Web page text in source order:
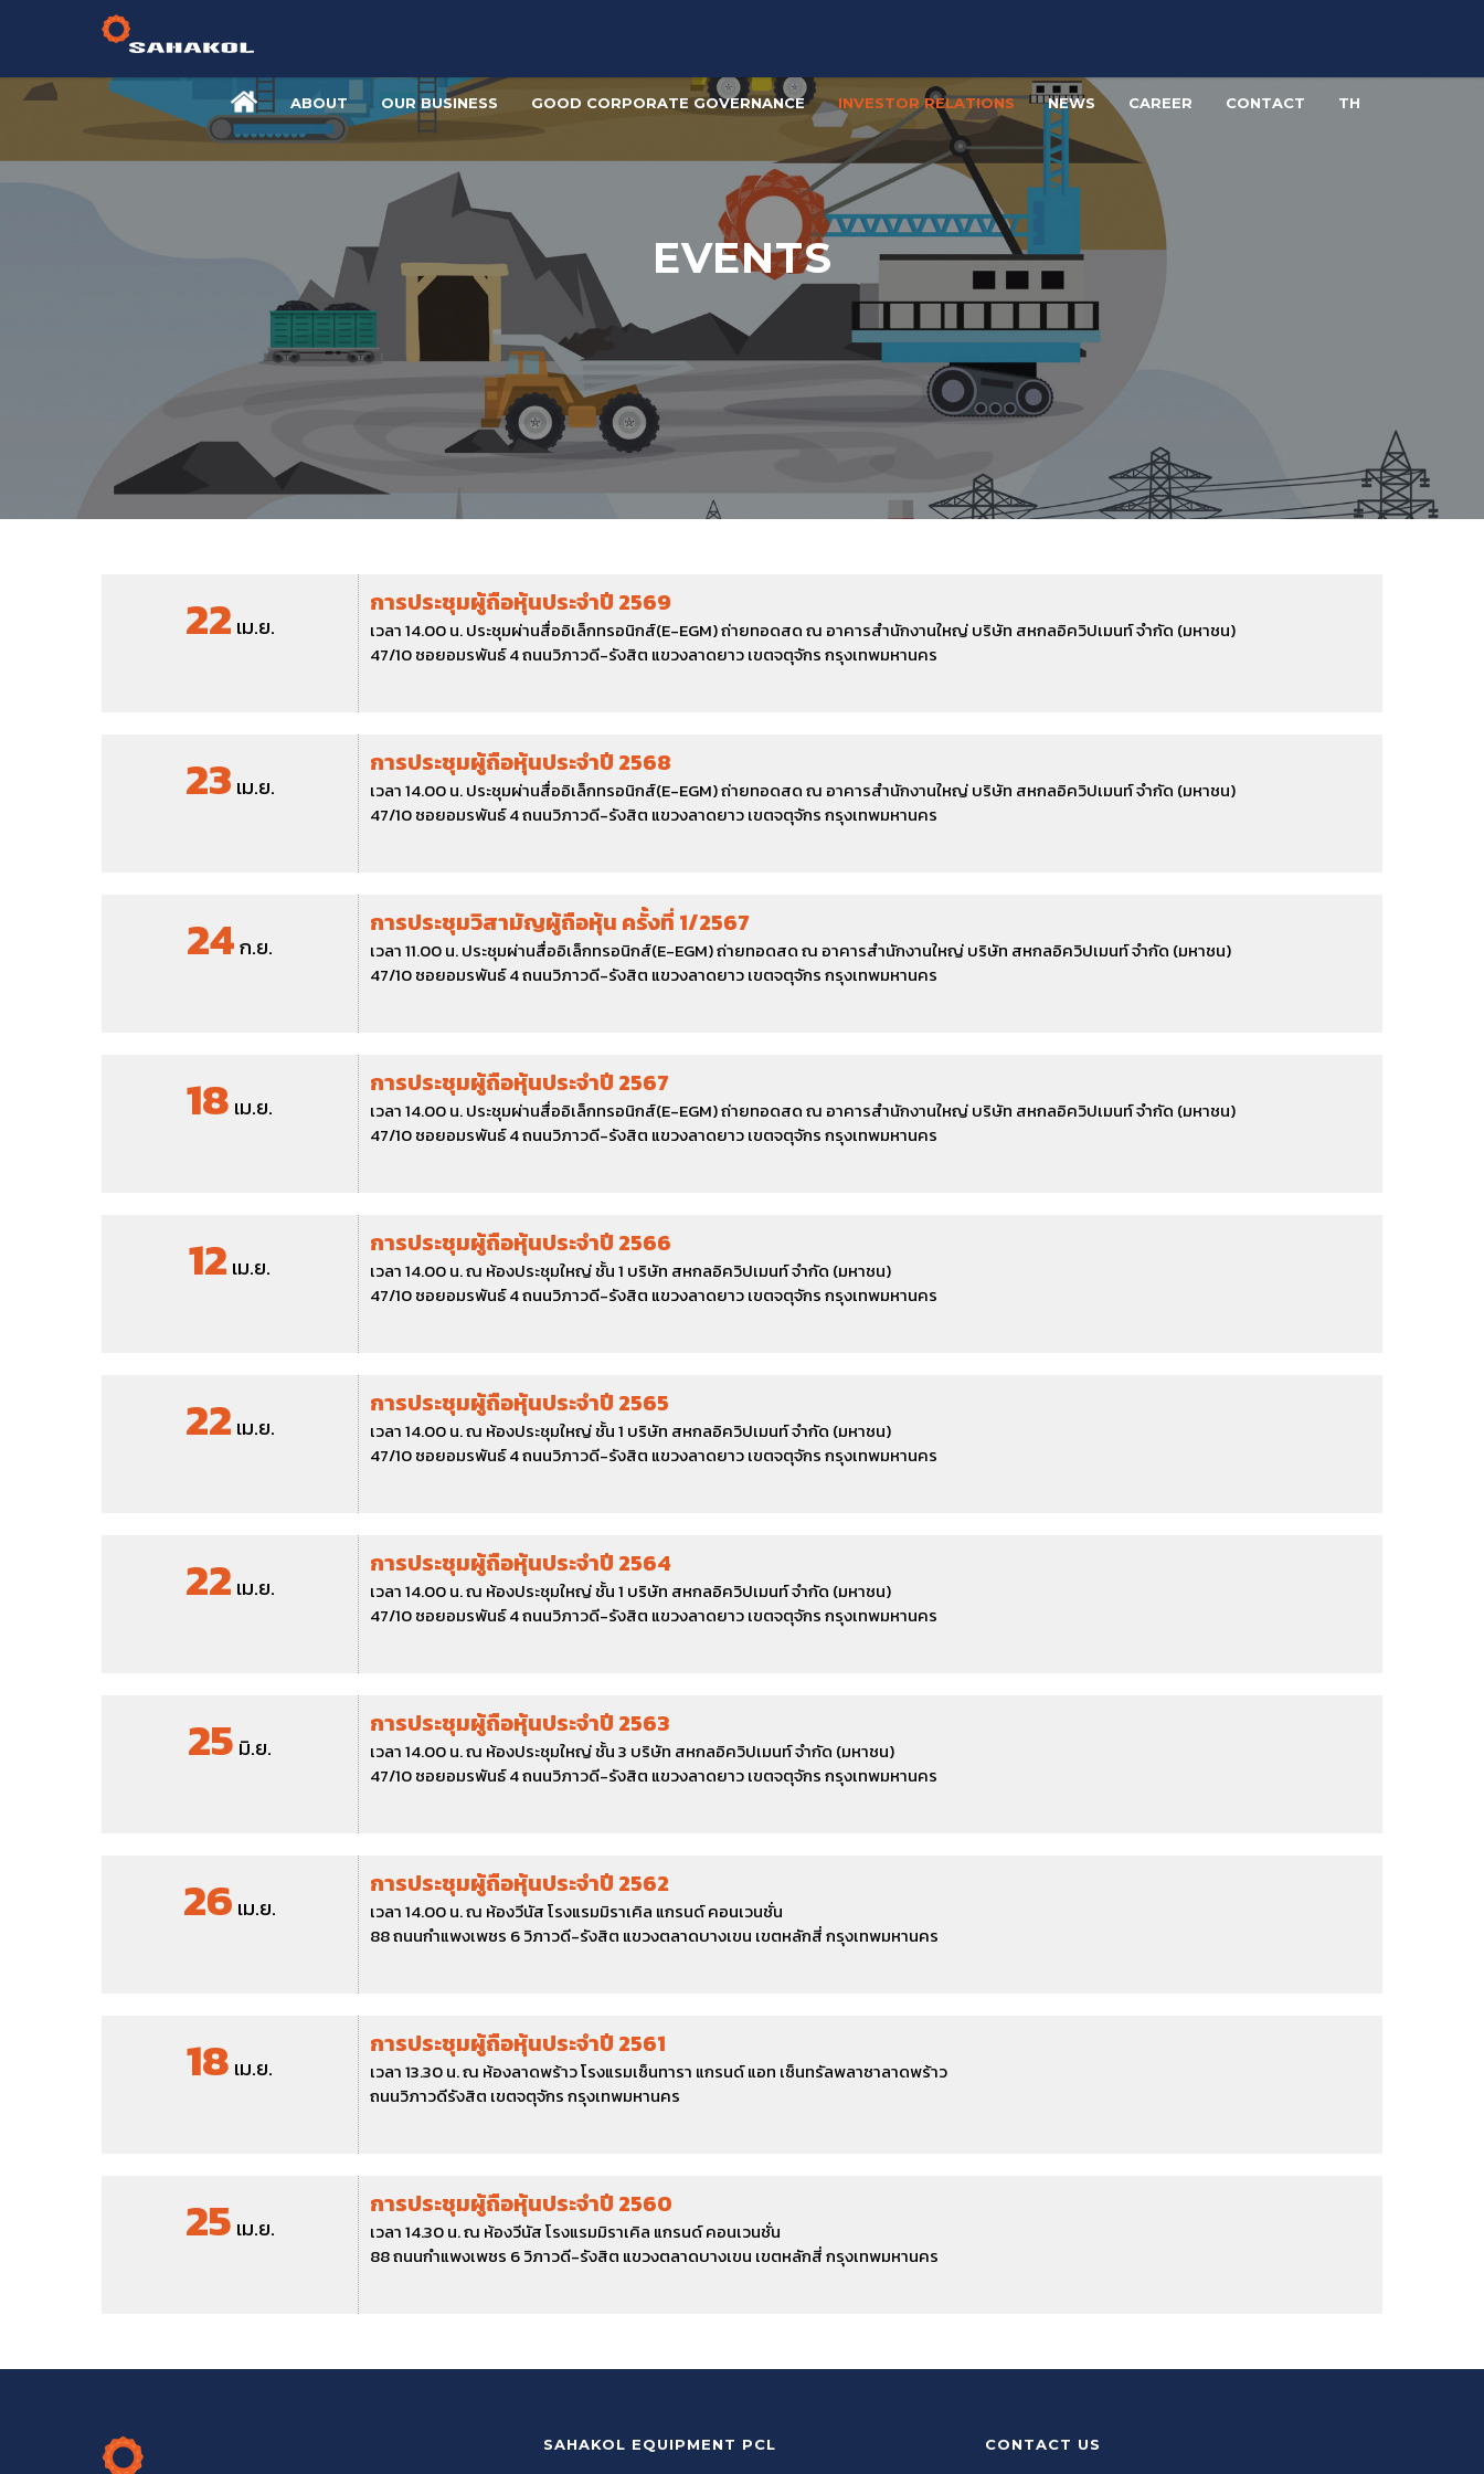
ABOUT OUR BUSINESS GOOD CORPORATE GOVERNANCE INVESTOR RELATIONS NEWS CAREER CONTACT TH
EVENTS
22 เม.ย.
การประชุมผู้ถือหุ้นประจำปี 2569
เวลา 14.00 น. ประชุมผ่านสื่ออิเล็กทรอนิกส์(E-EGM) ถ่ายทอดสด ณ อาคารสำนักงานใหญ่ บริษัท สหกลอิควิปเมนท์ จำกัด (มหาชน)
47/10 ซอยอมรพันธ์ 4 ถนนวิภาวดี-รังสิต แขวงลาดยาว เขตจตุจักร กรุงเทพมหานคร
23 เม.ย.
การประชุมผู้ถือหุ้นประจำปี 2568
เวลา 14.00 น. ประชุมผ่านสื่ออิเล็กทรอนิกส์(E-EGM) ถ่ายทอดสด ณ อาคารสำนักงานใหญ่ บริษัท สหกลอิควิปเมนท์ จำกัด (มหาชน)
47/10 ซอยอมรพันธ์ 4 ถนนวิภาวดี-รังสิต แขวงลาดยาว เขตจตุจักร กรุงเทพมหานคร
24ก.ย.
การประชุมวิสามัญผู้ถือหุ้น ครั้งที่ 1/2567
เวลา 11.00 น. ประชุมผ่านสื่ออิเล็กทรอนิกส์(E-EGM) ถ่ายทอดสด ณ อาคารสำนักงานใหญ่ บริษัท สหกลอิควิปเมนท์ จำกัด (มหาชน)
47/10 ซอยอมรพันธ์ 4 ถนนวิภาวดี-รังสิต แขวงลาดยาว เขตจตุจักร กรุงเทพมหานคร
18 เม.ย.
การประชุมผู้ถือหุ้นประจำปี 2567
เวลา 14.00 น. ประชุมผ่านสื่ออิเล็กทรอนิกส์(E-EGM) ถ่ายทอดสด ณ อาคารสำนักงานใหญ่ บริษัท สหกลอิควิปเมนท์ จำกัด (มหาชน)
47/10 ซอยอมรพันธ์ 4 ถนนวิภาวดี-รังสิต แขวงลาดยาว เขตจตุจักร กรุงเทพมหานคร
12 เม.ย.
การประชุมผู้ถือหุ้นประจำปี 2566
เวลา 14.00 น. ณ ห้องประชุมใหญ่ ชั้น 1 บริษัท สหกลอิควิปเมนท์ จำกัด (มหาชน)
47/10 ซอยอมรพันธ์ 4 ถนนวิภาวดี-รังสิต แขวงลาดยาว เขตจตุจักร กรุงเทพมหานคร
22 เม.ย.
การประชุมผู้ถือหุ้นประจำปี 2565
เวลา 14.00 น. ณ ห้องประชุมใหญ่ ชั้น 1 บริษัท สหกลอิควิปเมนท์ จำกัด (มหาชน)
47/10 ซอยอมรพันธ์ 4 ถนนวิภาวดี-รังสิต แขวงลาดยาว เขตจตุจักร กรุงเทพมหานคร
22 เม.ย.
การประชุมผู้ถือหุ้นประจำปี 2564
เวลา 14.00 น. ณ ห้องประชุมใหญ่ ชั้น 1 บริษัท สหกลอิควิปเมนท์ จำกัด (มหาชน)
47/10 ซอยอมรพันธ์ 4 ถนนวิภาวดี-รังสิต แขวงลาดยาว เขตจตุจักร กรุงเทพมหานคร
25 มิ.ย.
การประชุมผู้ถือหุ้นประจำปี 2563
เวลา 14.00 น. ณ ห้องประชุมใหญ่ ชั้น 3 บริษัท สหกลอิควิปเมนท์ จำกัด (มหาชน)
47/10 ซอยอมรพันธ์ 4 ถนนวิภาวดี-รังสิต แขวงลาดยาว เขตจตุจักร กรุงเทพมหานคร
26 เม.ย.
การประชุมผู้ถือหุ้นประจำปี 2562
เวลา 14.00 น. ณ ห้องวีนัส โรงแรมมิราเคิล แกรนด์ คอนเวนชั่น
88 ถนนกำแพงเพชร 6 วิภาวดี-รังสิต แขวงตลาดบางเขน เขตหลักสี่ กรุงเทพมหานคร
18 เม.ย.
การประชุมผู้ถือหุ้นประจำปี 2561
เวลา 13.30 น. ณ ห้องลาดพร้าว โรงแรมเซ็นทารา แกรนด์ แอท เซ็นทรัลพลาซาลาดพร้าว
ถนนวิภาวดีรังสิต เขตจตุจักร กรุงเทพมหานคร
25 เม.ย.
การประชุมผู้ถือหุ้นประจำปี 2560
เวลา 14.30 น. ณ ห้องวีนัส โรงแรมมิราเคิล แกรนด์ คอนเวนชั่น
88 ถนนกำแพงเพชร 6 วิภาวดี-รังสิต แขวงตลาดบางเขน เขตหลักสี่ กรุงเทพมหานคร
SAHAKOL EQUIPMENT PCL CONTACT US